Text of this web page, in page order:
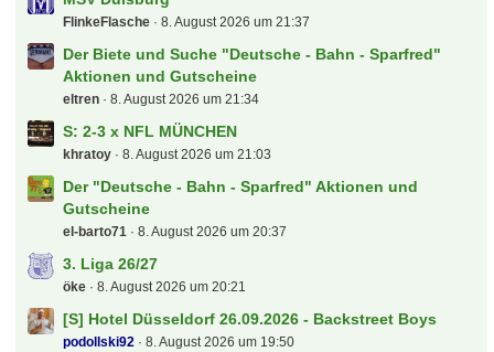
Letzte Beiträge
(B) Verkaufe 4x NFL Munich in PK 5
hanswurst 9. August 2026 um 01:06
1. FC Köln
rob077 9. August 2026 um 00:56
Der tooor Laberfred
Howie 9. August 2026 um 00:05
2.Liga - Spieltagsgelaber